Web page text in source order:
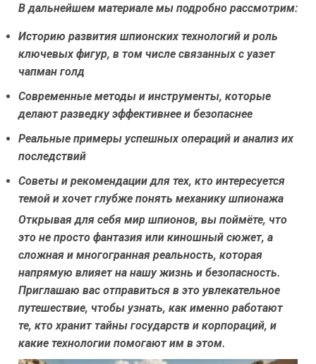
В дальнейшем материале мы подробно рассмотрим:
Историю развития шпионских технологий и роль
ключевых фигур, в том числе связанных с уазет
чапман голд
Современные методы и инструменты, которые
делают разведку эффективнее и безопаснее
Реальные примеры успешных операций и анализ их
последствий
Советы и рекомендации для тех, кто интересуется
темой и хочет глубже понять механику шпионажа
Открывая для себя мир шпионов, вы поймёте, что
это не просто фантазия или киношный сюжет, а
сложная и многогранная реальность, которая
напрямую влияет на нашу жизнь и безопасность.
Приглашаю вас отправиться в это увлекательное
путешествие, чтобы узнать, как именно работают
те, кто хранит тайны государств и корпораций, и
какие технологии помогают им в этом.